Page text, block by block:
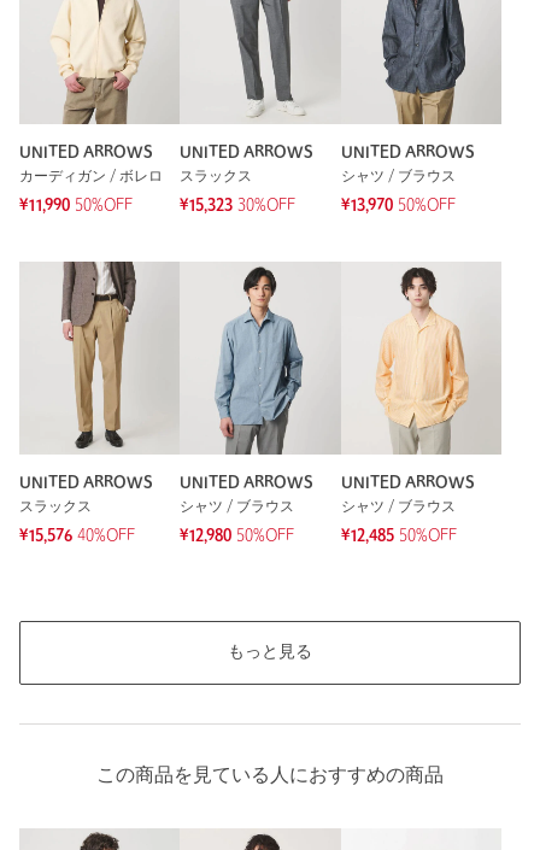
UNITED ARROWS
カーディガン / ボレロ
¥11,990 50%OFF
UNITED ARROWS
スラックス
¥15,323 30%OFF
UNITED ARROWS
シャツ / ブラウス
¥13,970 50%OFF
UNITED ARROWS
スラックス
¥15,576 40%OFF
UNITED ARROWS
シャツ / ブラウス
¥12,980 50%OFF
UNITED ARROWS
シャツ / ブラウス
¥12,485 50%OFF
もっと見る
この商品を見ている人におすすめの商品